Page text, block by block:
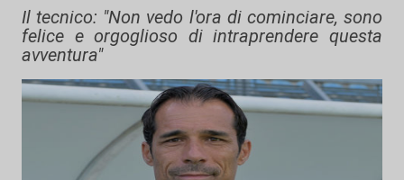
Il tecnico: "Non vedo l'ora di cominciare, sono
felice e orgoglioso di intraprendere questa
avventura"